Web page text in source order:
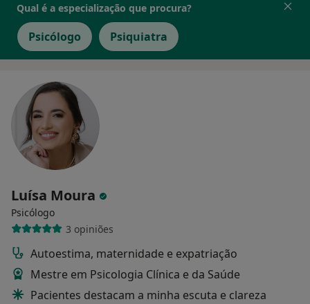
Qual é a especialização que procura?
Psicólogo Psiquiatra
Luísa Moura
Psicólogo
3 opiniões
Autoestima, maternidade e expatriação
Mestre em Psicologia Clínica e da Saúde
Pacientes destacam a minha escuta e clareza